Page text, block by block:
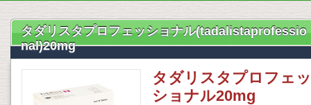
タダリスタプロフェッショナル(tadalistaprofessio
nal)20mg
タダリスタプロフェッ
ショナル20mg